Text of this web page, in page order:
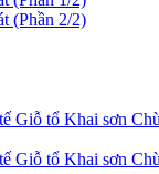
(Phần 2/2)
Giỗ tổ Khai sơn
Giỗ tổ Khai sơn